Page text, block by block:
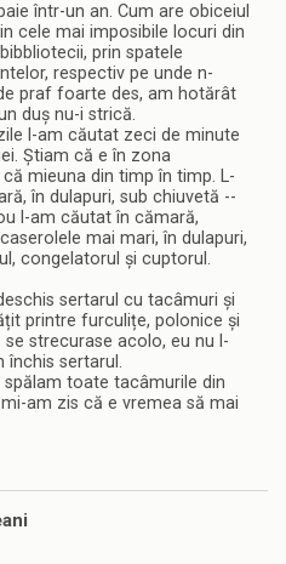
într-un an. Cum are obiceiul
cele mai imposibile locuri din
prin spatele
respectiv pe unde n-
praf foarte des, am hotărât
duș nu-i strică.
l-am căutat zeci de minute
Știam că e în zona
mieuna din timp în timp. L-
în dulapuri, sub chiuvetă --
l-am căutat în cămară,
mai mari, în dulapuri,
congelatorul și cuptorul.
sertarul cu tacâmuri și
printre furculițe, polonice și
se strecurase acolo, eu nu l-
închis sertarul.
toate tacâmurile din
am zis că e vremea să mai